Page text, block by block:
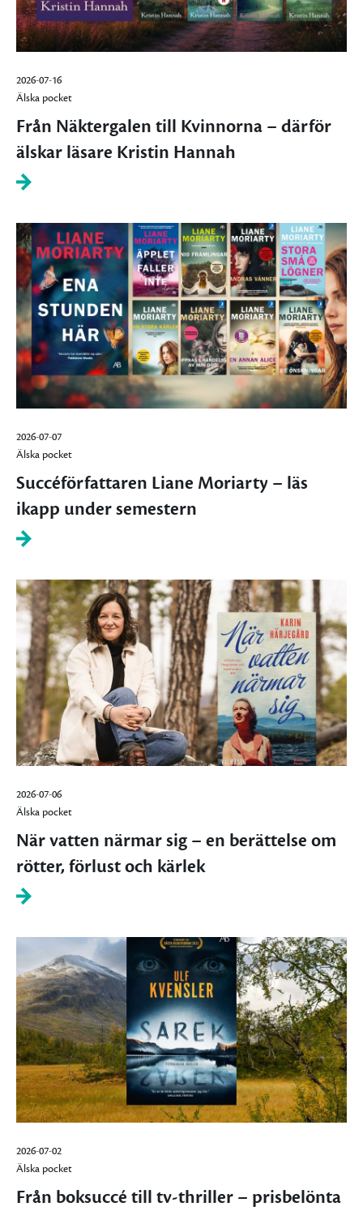
2026-07-16
Älska pocket
Från Näktergalen till Kvinnorna – därför
älskar läsare Kristin Hannah
2026-07-07
Älska pocket
Succéförfattaren Liane Moriarty – läs
ikapp under semestern
2026-07-06
Älska pocket
När vatten närmar sig – en berättelse om
rötter, förlust och kärlek
2026-07-02
Älska pocket
Från boksuccé till tv-thriller – prisbelönta